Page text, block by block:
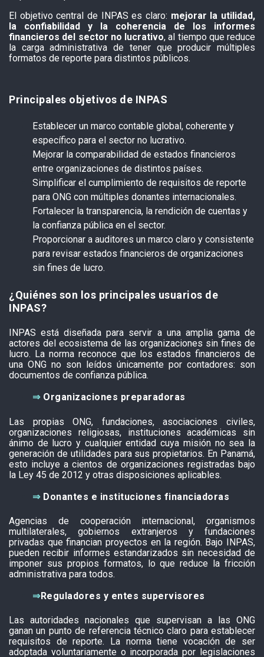
El objetivo central de INPAS es claro: mejorar la utilidad,
la confiabilidad y la coherencia de los informes
financieros del sector no lucrativo, al tiempo que reduce
la carga administrativa de tener que producir múltiples
formatos de reporte para distintos públicos.
Principales objetivos de INPAS
Establecer un marco contable global, coherente y
específico para el sector no lucrativo.
Mejorar la comparabilidad de estados financieros
entre organizaciones de distintos países.
Simplificar el cumplimiento de requisitos de reporte
para ONG con múltiples donantes internacionales.
Fortalecer la transparencia, la rendición de cuentas y
la confianza pública en el sector.
Proporcionar a auditores un marco claro y consistente
para revisar estados financieros de organizaciones
sin fines de lucro.
¿Quiénes son los principales usuarios de
INPAS?
INPAS está diseñada para servir a una amplia gama de
actores del ecosistema de las organizaciones sin fines de
lucro. La norma reconoce que los estados financieros de
una ONG no son leídos únicamente por contadores: son
documentos de confianza pública.
⇒ Organizaciones preparadoras
Las propias ONG, fundaciones, asociaciones civiles,
organizaciones religiosas, instituciones académicas sin
ánimo de lucro y cualquier entidad cuya misión no sea la
generación de utilidades para sus propietarios. En Panamá,
esto incluye a cientos de organizaciones registradas bajo
la Ley 45 de 2012 y otras disposiciones aplicables.
⇒Donantes e instituciones financiadoras
Agencias de cooperación internacional, organismos
multilaterales, gobiernos extranjeros y fundaciones
privadas que financian proyectos en la región. Bajo INPAS,
pueden recibir informes estandarizados sin necesidad de
imponer sus propios formatos, lo que reduce la fricción
administrativa para todos.
⇒Reguladores y entes supervisores
Las autoridades nacionales que supervisan a las ONG
ganan un punto de referencia técnico claro para establecer
requisitos de reporte. La norma tiene vocación de ser
adoptada voluntariamente o incorporada por legislaciones